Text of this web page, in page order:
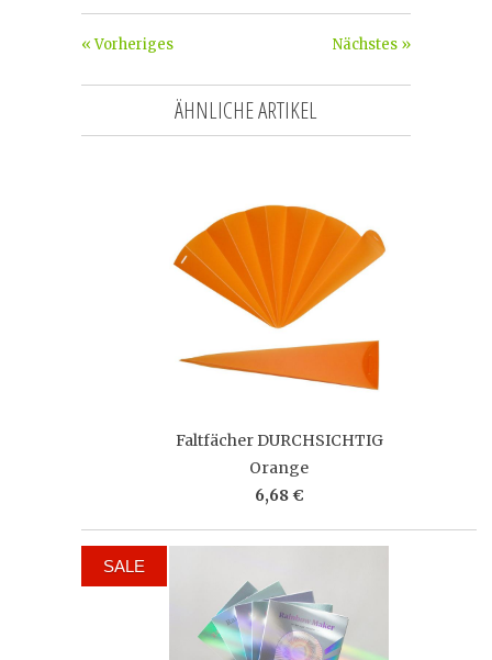
Nächstes »
« Vorheriges
ÄHNLICHE ARTIKEL
Faltfächer DURCHSICHTIG
Orange
6,68 €
SALE